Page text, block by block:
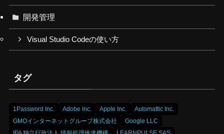
開発管理
Visual Studio Codeの使い方
タグ
1Password Inc. Adobe Inc. Apple Inc.
Automattic Inc.
GMOインターネットグループ株式会社
Google LLC